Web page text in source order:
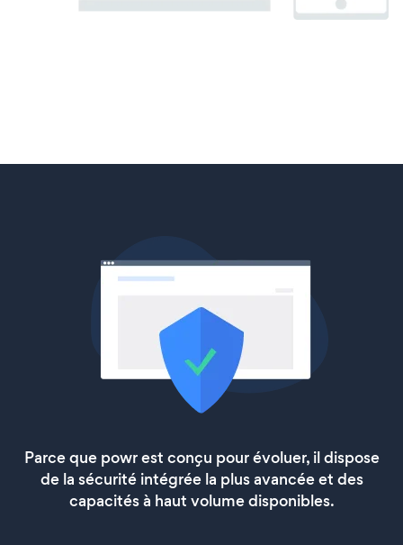
Parce que powr est conçu pour évoluer, il dispose
de la sécurité intégrée la plus avancée et des
capacités à haut volume disponibles.